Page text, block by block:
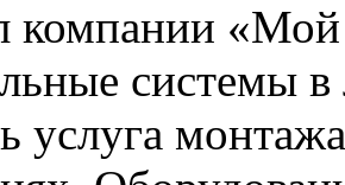
компании «Мой
системы
услуга